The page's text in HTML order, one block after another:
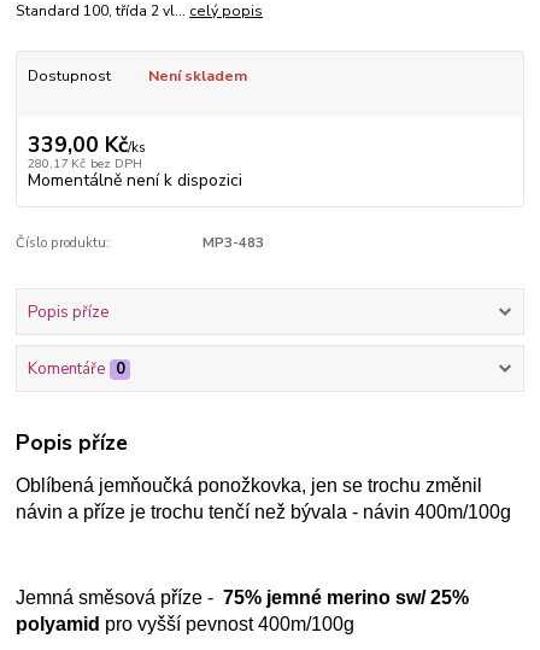
Standard 100, třída 2 vl... celý popis
Dostupnost Není skladem
339,00 Kč/ks
280,17 Kč bez DPH
Momentálně není k dispozici
Číslo produktu: MP3-483
Popis příze
Komentáře 0
Popis příze
Oblíbená jemňoučká ponožkovka, jen se trochu změnil
návin a příze je trochu tenčí než bývala - návin 400m/100g
Jemná směsová příze -75% jemné merino sw/ 25%
polyamid pro vyšší pevnost 400m/100g